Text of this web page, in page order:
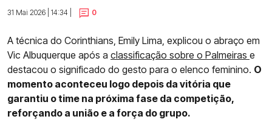
31 Mai 2026 | 14:34 |
0
A técnica do Corinthians, Emily Lima, explicou o abraço em
Vic Albuquerque após a classificação sobre o Palmeiras e
destacou o significado do gesto para o elenco feminino. O
momento aconteceu logo depois da vitória que
garantiu o time na próxima fase da competição,
reforçando a união e a força do grupo.